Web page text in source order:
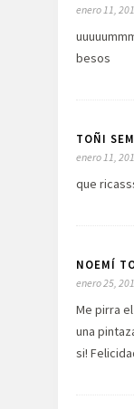
enero 11,
besos
TOÑI
enero 11,
que
NOEMÍ
enero 25,
Me pirra
una
si!